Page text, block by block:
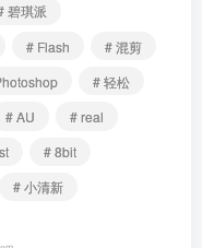
碧琪派
# Flash
# 混剪
# 轻松
# AU
# real
# 8bit
# 小清新